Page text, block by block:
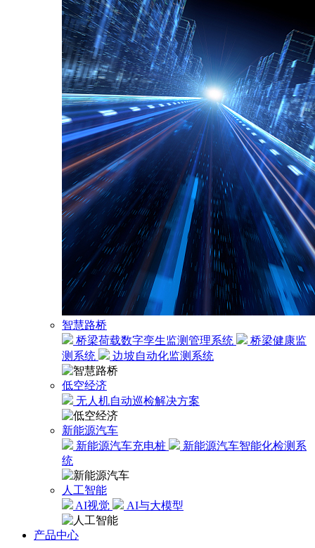
智慧路桥
桥梁荷载数字孪生监测管理系统
桥梁健康监
测系统
边坡自动化监测系统
低空经济
无人机自动巡检解决方案
新能源汽车
新能源汽车充电桩
新能源汽车智能化检测系
统
人工智能
AI视觉
AI与大模型
产品中心